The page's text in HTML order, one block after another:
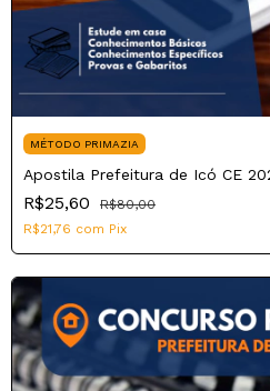
MÉTODO PRIMAZIA
Apostila Prefeitura de Icó CE
R$25,60
R$80,00
R$21,76 com Pix